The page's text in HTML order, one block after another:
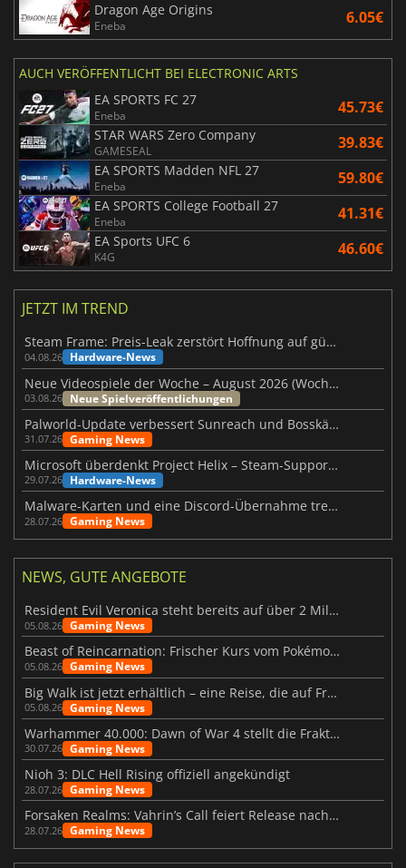
Dragon Age Origins
Eneba 6.05€
AUCH VERÖFFENTLICHT BEI ELECTRONIC ARTS
EA SPORTS FC 27
Eneba 45.73€
STAR WARS Zero Company
GAMESEAL 39.83€
EA SPORTS Madden NFL 27
Eneba 59.80€
EA SPORTS College Football 27
Eneba 41.31€
EA Sports UFC 6
K4G 46.60€
JETZT IM TREND
Steam Frame: Preis-Leak zerstört Hoffnung auf günstiges VR-Headset
04.08.26 Hardware-News
Neue Videospiele der Woche – August 2026 (Woche 32)
03.08.26 Neue Spielveröffentlichungen
Palworld-Update verbessert Sunreach und Bosskämpfe deutlich
31.07.26 Gaming News
Microsoft überdenkt Project Helix – Steam-Support gefährdet
29.07.26 Hardware-News
Malware-Karten und eine Discord-Übernahme treffen Meccha Chameleon
28.07.26 Gaming News
NEWS, GUTE ANGEBOTE
Resident Evil Veronica steht bereits auf über 2 Millionen Wunschlisten
05.08.26 Gaming News
Beast of Reincarnation: Frischer Kurs vom Pokémon-Studio
05.08.26 Gaming News
Big Walk ist jetzt erhältlich – eine Reise, die auf Freundschaft basiert
05.08.26 Gaming News
Warhammer 40.000: Dawn of War 4 stellt die Fraktion der Necrons vor
30.07.26 Gaming News
Nioh 3: DLC Hell Rising offiziell angekündigt
28.07.26 Gaming News
Forsaken Realms: Vahrin’s Call feiert Release nach 10 Jahren
28.07.26 Gaming News